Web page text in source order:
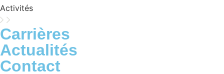
Activités
Carrières
Actualités
Contact